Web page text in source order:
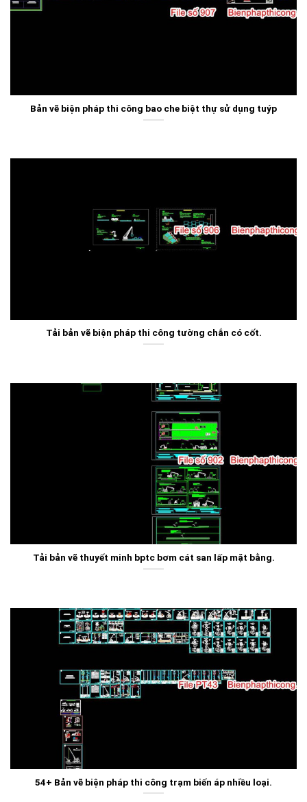
Bản vẽ biện pháp thi công bao che biệt thự sử dụng tuýp
Tải bản vẽ biện pháp thi công tường chắn có cốt.
Tải bản vẽ thuyết minh bptc bơm cát san lấp mặt bằng.
54+ Bản vẽ biện pháp thi công trạm biến áp nhiều loại.